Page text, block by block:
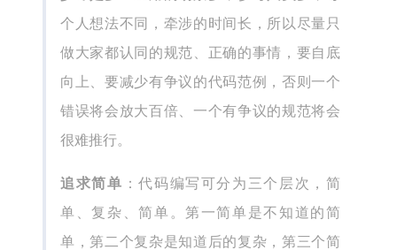
个人想法不同，牵涉的时间长，所以尽量只
做大家都认同的规范、正确的事情，要自底
向上、要减少有争议的代码范例，否则一个
错误将会放大百倍、一个有争议的规范将会
很难推行。
追求简单 ：代码编写可分为三个层次，简
单、复杂、简单。第一简单是不知道的简
单，第二个复杂是知道后的复杂，第三个简